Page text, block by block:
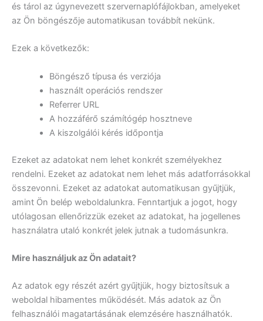
és tárol az úgynevezett szervernaplófájlokban, amelyeket
az Ön böngészője automatikusan továbbít nekünk.
Ezek a következők:
Böngésző típusa és verziója
használt operációs rendszer
Referrer URL
A hozzáférő számítógép hosztneve
A kiszolgálói kérés időpontja
Ezeket az adatokat nem lehet konkrét személyekhez
rendelni. Ezeket az adatokat nem lehet más adatforrásokkal
összevonni. Ezeket az adatokat automatikusan gyűjtjük,
amint Ön belép weboldalunkra. Fenntartjuk a jogot, hogy
utólagosan ellenőrizzük ezeket az adatokat, ha jogellenes
használatra utaló konkrét jelek jutnak a tudomásunkra.
Mire használjuk az Ön adatait?
Az adatok egy részét azért gyűjtjük, hogy biztosítsuk a
weboldal hibamentes működését. Más adatok az Ön
felhasználói magatartásának elemzésére használhatók.